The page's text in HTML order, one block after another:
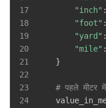
17
"inch" :
18
"foot" :
19
"yard" :
20
"mile" :
21
}
22
23
# पहले मीटर
24